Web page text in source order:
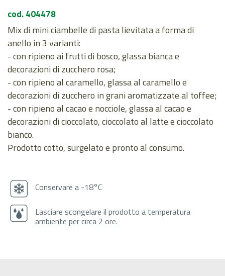
cod. 404478
Mix di mini ciambelle di pasta lievitata a forma di
anello in 3 varianti:
- con ripieno ai frutti di bosco, glassa bianca e
decorazioni di zucchero rosa;
- con ripieno al caramello, glassa al caramello e
decorazioni di zucchero in grani aromatizzate al toffee;
- con ripieno al cacao e nocciole, glassa al cacao e
decorazioni di cioccolato, cioccolato al latte e cioccolato
bianco.
Prodotto cotto, surgelato e pronto al consumo.
Conservare a -18°C
Lasciare scongelare il prodotto a temperatura
ambiente per circa 2 ore.